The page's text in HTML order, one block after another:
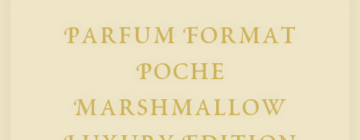
Parfum Format
Poche
Marshmallow